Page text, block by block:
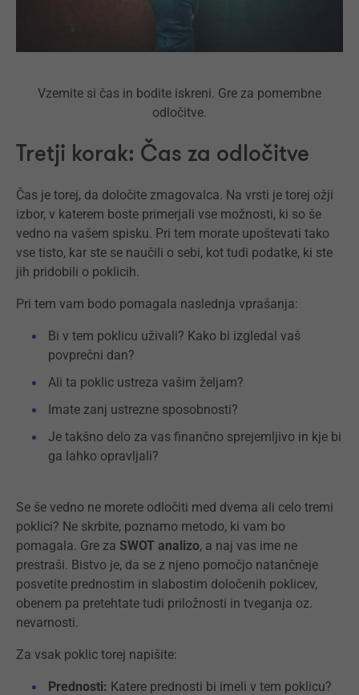
Vzemite si čas in bodite iskreni. Gre za pomembne
odločitve.
Tretji korak: Čas za odločitve
Čas je torej, da določite zmagovalca. Na vrsti je torej ožji
izbor, v katerem boste primerjali vse možnosti, ki so še
vedno na vašem spisku. Pri tem morate upoštevati tako
vse tisto, kar ste se naučili o sebi, kot tudi podatke, ki ste
jih pridobili o poklicih.
Pri tem vam bodo pomagala naslednja vprašanja:
Bi v tem poklicu uživali? Kako bi izgledal vaš
povprečni dan?
Ali ta poklic ustreza vašim željam?
Imate zanj ustrezne sposobnosti?
Je takšno delo za vas finančno sprejemljivo in kje bi
ga lahko opravljali?
Se še vedno ne morete odločiti med dvema ali celo tremi
poklici? Ne skrbite, poznamo metodo, ki vam bo
pomagala. Gre za SWOT analizo, a naj vas ime ne
prestraši. Bistvo je, da se z njeno pomočjo natančneje
posvetite prednostim in slabostim določenih poklicev,
obenem pa pretehtate tudi priložnosti in tveganja oz.
nevarnosti.
Za vsak poklic torej napišite:
Prednosti: Katere prednosti bi imeli v tem poklicu?